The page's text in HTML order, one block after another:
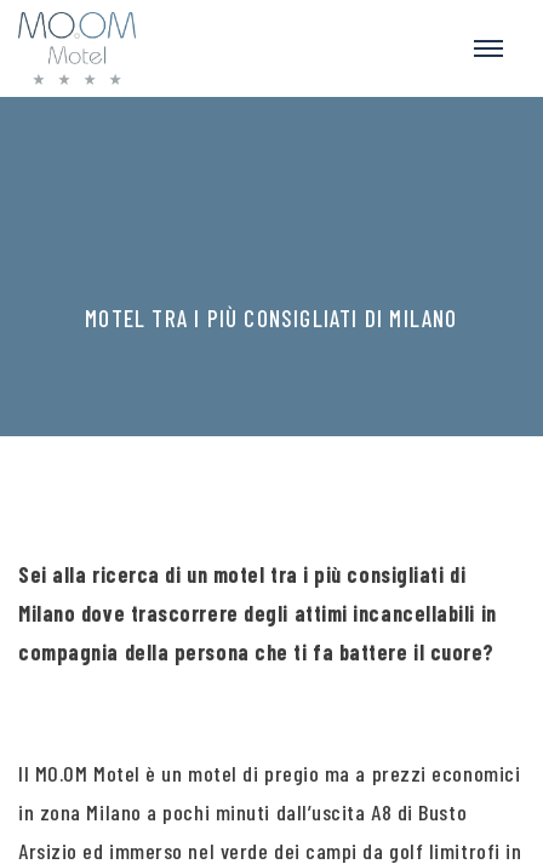
MOTEL TRA I PIÙ CONSIGLIATI DI MILANO
Sei alla ricerca di un motel tra i più consigliati di
Milano dove trascorrere degli attimi incancellabili in
compagnia della persona che ti fa battere il cuore?
Il MO.OM Motel è un motel di pregio ma a prezzi economici
in zona Milano a pochi minuti dall’uscita A8 di Busto
Arsizio ed immerso nel verde dei campi da golf limitrofi in